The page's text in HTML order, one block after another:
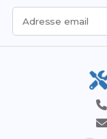
Adresse email